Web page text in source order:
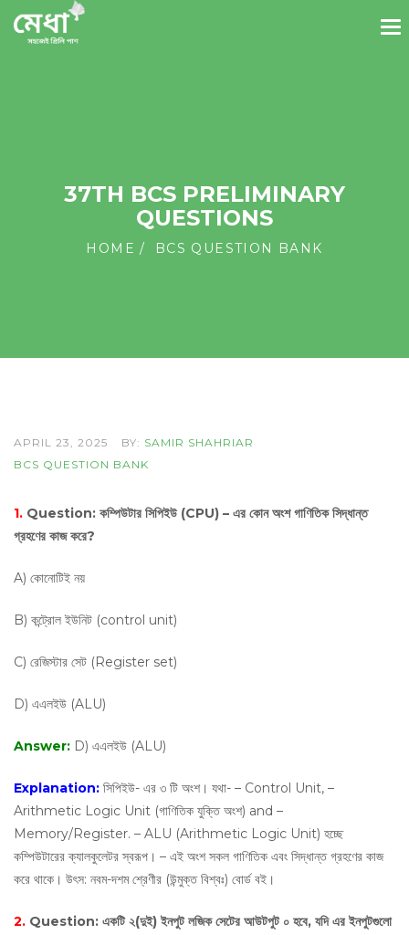
37TH BCS PRELIMINARY
QUESTIONS
HOME BCS QUESTION BANK
APRIL 23, 2025 BY: SAMIR SHAHRIAR
BCS QUESTION BANK
1. Question: কম্পিউটার সিপিইউ (CPU) – এর কোন অংশ গাণিতিক সিদ্ধান্ত
গ্রহণের কাজ করে?
A) কোনোটিই নয়
B) কন্ট্রোল ইউনিট (control unit)
C) রেজিস্টার সেট (Register set)
D) এএলইউ (ALU)
Answer: D) এএলইউ (ALU)
Explanation: সিপিইউ- এর ৩ টি অংশ। যথা- – Control Unit, –
Arithmetic Logic Unit (গাণিতিক যুক্তি অংশ) and –
Memory/Register. – ALU (Arithmetic Logic Unit) হচ্ছে
কম্পিউটারের ক্যালকুলেটর স্বরূপ। – এই অংশ সকল গাণিতিক এবং সিদ্ধান্ত গ্রহণের কাজ
করে থাকে। উৎস: নবম-দশম শ্রেণীর (উন্মুক্ত বিশ্বঃ) বোর্ড বই।
2. Question: একটি ২(দুই) ইনপুট লজিক সেটের আউটপুট ০ হবে, যদি এর ইনপুটগুলো